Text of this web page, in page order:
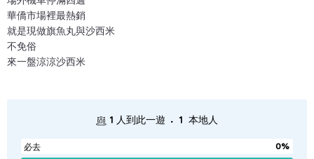
華僑市場裡最熱銷
就是現做旗魚丸與沙西米
不免俗
來一盤涼涼沙西米
1 人到此一遊 . 1 本地人
必去
0%